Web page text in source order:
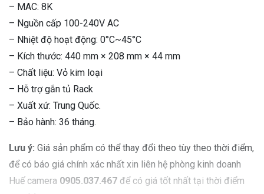
– MAC: 8K
– Nguồn cấp 100-240V AC
– Nhiệt độ hoạt động: 0°C~45°C
– Kích thước: 440 mm × 208 mm × 44 mm
– Chất liệu: Vỏ kim loại
– Hỗ trợ gắn tủ Rack
– Xuất xứ: Trung Quốc.
– Bảo hành: 36 tháng.
Lưu ý: Giá sản phẩm có thể thay đổi theo tùy theo thời điểm,
để có báo giá chính xác nhất xin liên hệ phòng kinh doanh
Huế camera 0905.037.467 để có giá tốt nhất tại thời điểm